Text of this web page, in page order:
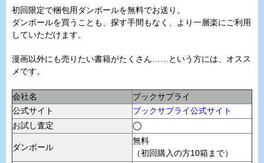
初回限定で梱包用ダンボールを無料でお送り。
ダンボールを買うことも、探す手間もなく、より一層楽にご利用
していただけます。
漫画以外にも売りたい書籍がたくさん……という方には、オスス
メです。
会社名
ブックサプライ
公式サイト
ブックサプライ公式サイト
お試し査定
◯
ダンボール
無料
（初回購入の方10箱まで）